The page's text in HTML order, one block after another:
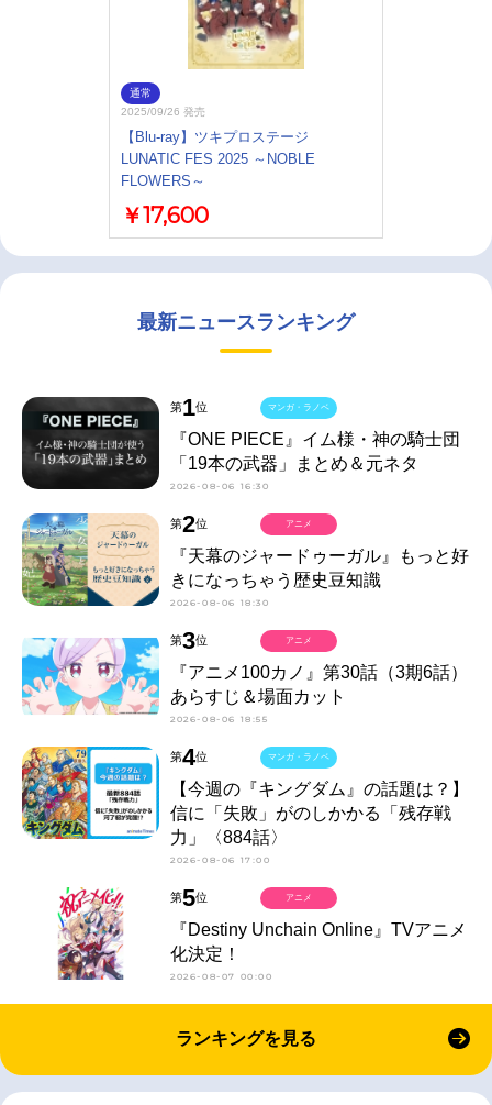
通常
2025/09/26 発売
【Blu-ray】ツキプロステージ
LUNATIC FES 2025 ～NOBLE
FLOWERS～
￥17,600
最新ニュースランキング
第1位
『ONE PIECE』イム様・神の騎士団
「19本の武器」まとめ＆元ネタ
2026-08-06 16:30
マンガ・ラノベ
第2位
『天幕のジャードゥーガル』もっと好
きになっちゃう歴史豆知識
2026-08-06 18:30
アニメ
第3位
『アニメ100カノ』第30話（3期6話）
あらすじ＆場面カット
2026-08-06 18:55
アニメ
第4位
【今週の『キングダム』の話題は？】
信に「失敗」がのしかかる「残存戦
力」〈884話〉
2026-08-06 17:00
マンガ・ラノベ
第5位
『Destiny Unchain Online』TVアニメ
化決定！
2026-08-07 00:00
アニメ
ランキングを見る